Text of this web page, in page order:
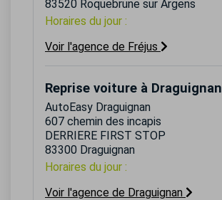
83520 Roquebrune sur Argens
Horaires du jour :
Voir l'agence de Fréjus
Reprise voiture à Draguignan
AutoEasy Draguignan
607 chemin des incapis
DERRIERE FIRST STOP
83300 Draguignan
Horaires du jour :
Voir l'agence de Draguignan